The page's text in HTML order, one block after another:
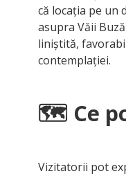
că locația pe un
asupra Văii
liniștită,
contemplației.
🗺 Ce
Vizitatorii pot